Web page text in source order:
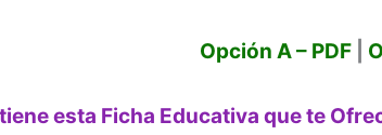
e
o
Opción A – PDF|
esta Ficha Educativa que te